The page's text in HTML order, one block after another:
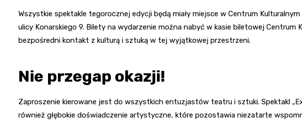
Wszystkie spektakle tegorocznej edycji będą miały miejsce w Centrum
ulicy Konarskiego 9. Bilety na wydarzenie można nabyć w kasie biletowej Centrum
bezpośredni kontakt z kulturą i sztuką w tej wyjątkowej przestrzeni.
Nie przegap okazji!
Zaproszenie kierowane jest do wszystkich entuzjastów teatru i sztuki. Spektakl
również głębokie doświadczenie artystyczne, które pozostawia niezatarte